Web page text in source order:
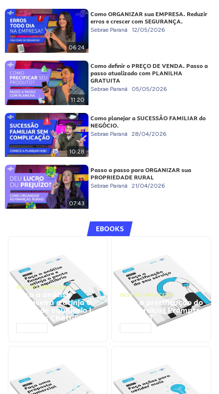
06:24
Como ORGANIZAR sua EMPRESA. Reduzir
erros e crescer com SEGURANÇA.
Sebrae Paraná 12/05/2026
11:20
Como definir o PREÇO DE VENDA. Passo a
passo atualizado com PLANILHA
GRATUITA
Sebrae Paraná 05/05/2026
10:28
Como planejar a SUCESSÃO FAMILIAR do
NEGÓCIO.
Sebrae Paraná 28/04/2026
07:43
Passo a passo para ORGANIZAR sua
PROPRIEDADE RURAL
Sebrae Paraná 21/04/2026
EBOOKS
GESTÃO FINANCEIRA
Faça a análise
financeira e atinja o
ponto de equilíbrio |
Prompts ChatGPT
GESTÃO FINANCEIRA
Faça a precificação do
seu serviço | Prompts
ChatGPT